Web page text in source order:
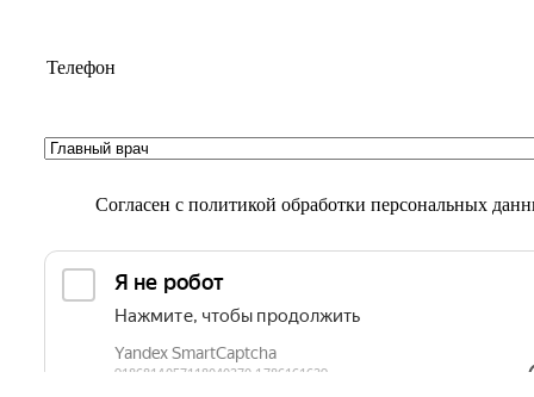
Согласен с политикой обработки персональных